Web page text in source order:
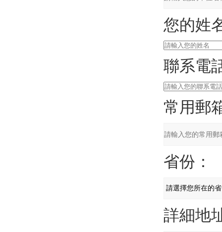
您的姓
聯系電
常用郵
省份：
詳細地